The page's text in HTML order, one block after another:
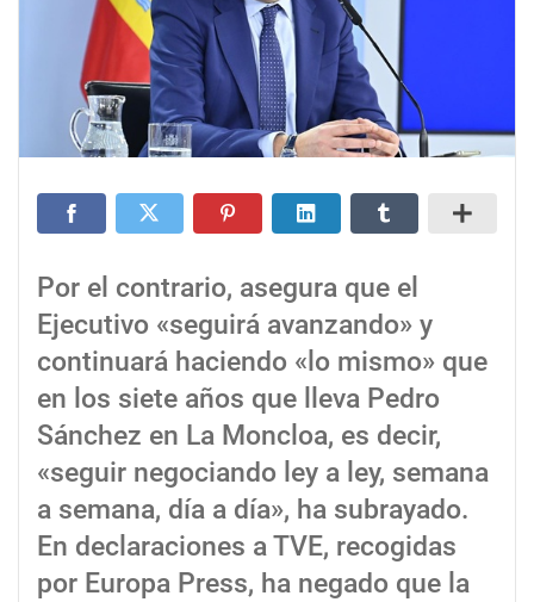
Por el contrario, asegura que el
Ejecutivo «seguirá avanzando» y
continuará haciendo «lo mismo» que
en los siete años que lleva Pedro
Sánchez en La Moncloa, es decir,
«seguir negociando ley a ley, semana
a semana, día a día», ha subrayado.
En declaraciones a TVE, recogidas
por Europa Press, ha negado que la